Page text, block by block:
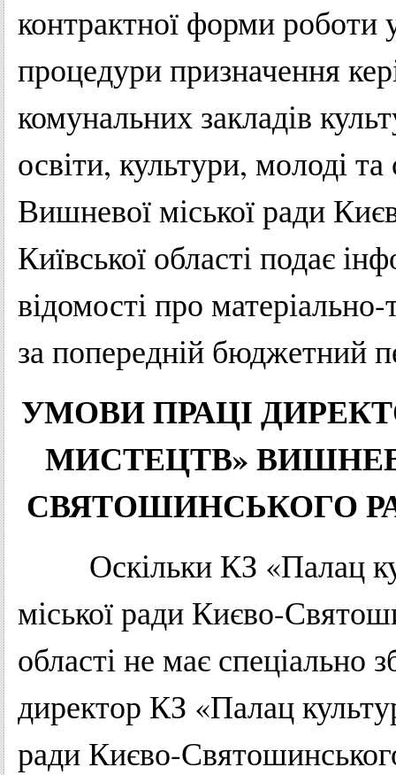
контрактної формироботи
процедурипризначення
комунальних закладів
освіти, культури, молодіта
Вишневоїміськоїради
Київської областіподає
відомостіпро матеріально-
запопередній бюджетний
УМОВИПРАЦІ
МИСТЕЦТВ»
СВЯТОШИНСЬКОГО
Оскільки КЗ «Палац
міськоїради Києво-
областіне має спеціально
директор КЗ «Палац
ради Києво-